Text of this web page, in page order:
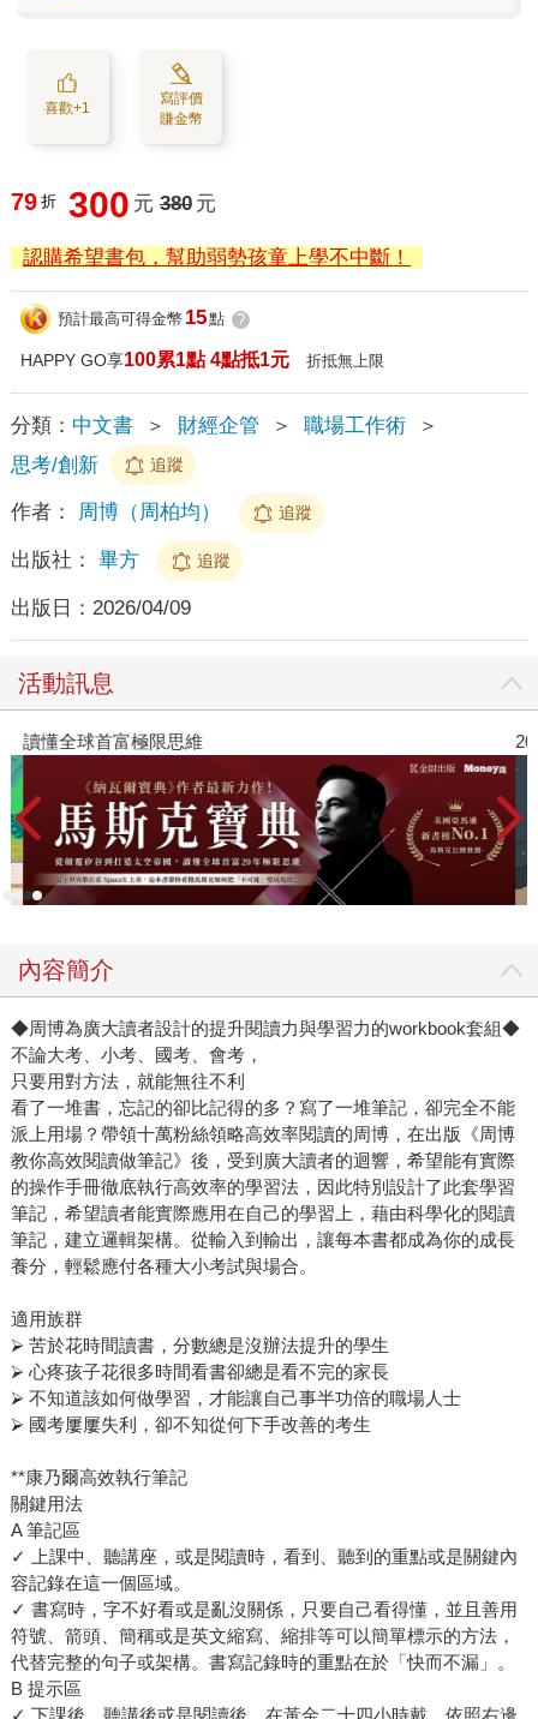
喜歡+1
寫評價
賺金幣
79 折 300 元 380 元
認購希望書包，幫助弱勢孩童上學不中斷！
預計最高可得金幣 15點 ?
HAPPY GO享100累1點 4點抵1元 折抵無上限
分類： 中文書 ＞ 財經企管 ＞ 職場工作術
＞
思考/創新
追蹤
作者： 周博（周柏均） 追蹤
出版社： 畢方 追蹤
出版日： 2026/04/09
活動訊息
讀懂全球首富極限思維
內容簡介
◆周博為廣大讀者設計的提升閱讀力與學習力的workbook套組◆
不論大考、小考、國考、會考，
只要用對方法，就能無往不利
看了一堆書，忘記的卻比記得的多？寫了一堆筆記，卻完全不能
派上用場？帶領十萬粉絲領略高效率閱讀的周博，在出版《周博
教你高效閱讀做筆記》後，受到廣大讀者的迴響，希望能有實際
的操作手冊徹底執行高效率的學習法，因此特別設計了此套學習
筆記，希望讀者能實際應用在自己的學習上，藉由科學化的閱讀
筆記，建立邏輯架構。從輸入到輸出，讓每本書都成為你的成長
養分，輕鬆應付各種大小考試與場合。
適用族群
⮚ 苦於花時間讀書，分數總是沒辦法提升的學生
⮚ 心疼孩子花很多時間看書卻總是看不完的家長
⮚ 不知道該如何做學習，才能讓自己事半功倍的職場人士
⮚ 國考屢屢失利，卻不知從何下手改善的考生
**康乃爾高效執行筆記
關鍵用法
A 筆記區
✓ 上課中、聽講座，或是閱讀時，看到、聽到的重點或是關鍵內
容記錄在這一個區域。
✓ 書寫時，字不好看或是亂沒關係，只要自己看得懂，並且善用
符號、箭頭、簡稱或是英文縮寫、縮排等可以簡單標示的方法，
代替完整的句子或架構。書寫記錄時的重點在於「快而不漏」。
B 提示區
✓ 下課後、聽講後或是閱讀後，在黃金二十四小時戴，依照右邊